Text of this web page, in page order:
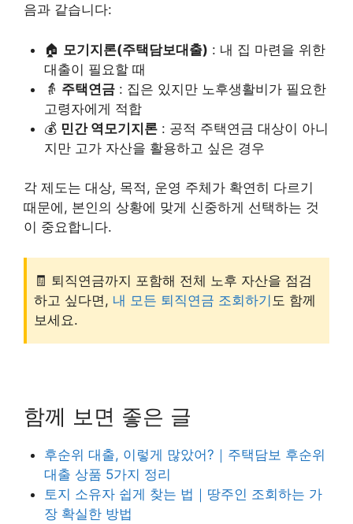
음과 같습니다:
🏠 모기지론(주택담보대출) : 내 집 마련을 위한
대출이 필요할 때
👵 주택연금: 집은 있지만 노후생활비가 필요한
고령자에게 적합
💰 민간 역모기지론: 공적 주택연금 대상이 아니
지만 고가 자산을 활용하고 싶은 경우
각 제도는 대상, 목적, 운영 주체가 확연히 다르기
때문에, 본인의 상황에 맞게 신중하게 선택하는 것
이 중요합니다.
🧾 퇴직연금까지 포함해 전체 노후 자산을 점검
하고 싶다면, 내 모든 퇴직연금 조회하기 도 함께
보세요.
함께 보면 좋은 글
후순위 대출, 이렇게 많았어?｜주택담보 후순위
대출 상품 5가지 정리
토지 소유자 쉽게 찾는 법｜땅주인 조회하는 가
장 확실한 방법